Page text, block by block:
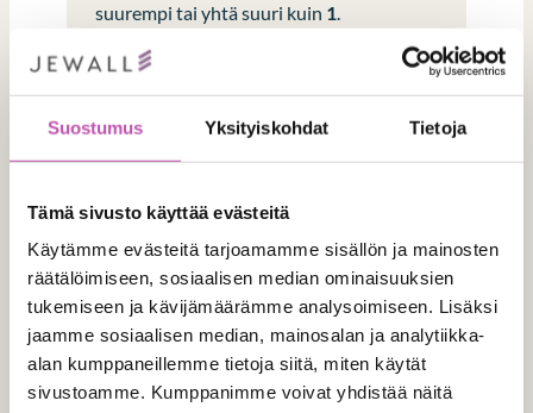
Suostumus Yksityiskohdat Tietoja
Tämä sivusto käyttää evästeitä
Käytämme evästeitä tarjoamamme sisällön ja mainosten
räätälöimiseen, sosiaalisen median ominaisuuksien
tukemiseen ja kävijämäärämme analysoimiseen. Lisäksi
jaamme sosiaalisen median, mainosalan ja analytiikka-
alan kumppaneillemme tietoja siitä, miten käytät
sivustoamme. Kumppanimme voivat yhdistää näitä
suurempi tai yhtä suuri kuin 1.
Laskutustiedot
Operaattori (välittäjän tunnus)